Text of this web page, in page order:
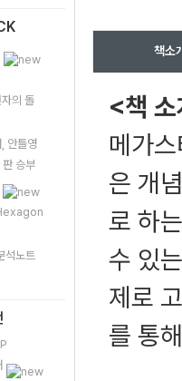
의 돌
안틀영
승부
석노트
책소
<책
메가
은 개
로 하
수 있
제로
를 통